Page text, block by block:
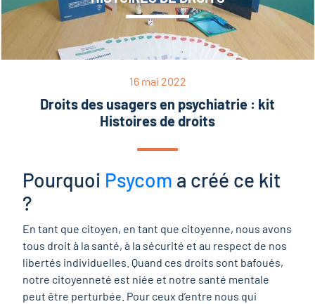
16 mai 2022
Droits des usagers en psychiatrie : kit
Histoires de droits
Pourquoi Psycom a créé ce kit
?
En tant que citoyen, en tant que citoyenne, nous avons
tous droit à la santé, à la sécurité et au respect de nos
libertés individuelles. Quand ces droits sont bafoués,
notre citoyenneté est niée et notre santé mentale
peut être perturbée. Pour ceux d’entre nous qui